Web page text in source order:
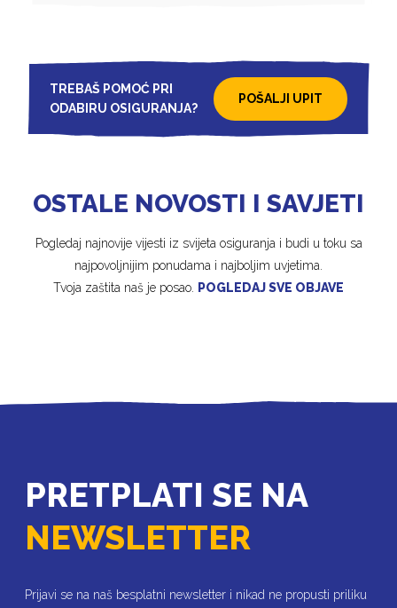
TREBAŠ POMOĆ PRI
ODABIRU OSIGURANJA?
POŠALJI UPIT
OSTALE NOVOSTI I SAVJETI
Pogledaj najnovije vijesti iz svijeta osiguranja i budi u toku sa
najpovoljnijim ponudama i najboljim uvjetima.
Tvoja zaštita naš je posao. POGLEDAJ SVE OBJAVE
PRETPLATI SE NA
NEWSLETTER
Prijavi se na naš besplatni newsletter i nikad ne propusti priliku